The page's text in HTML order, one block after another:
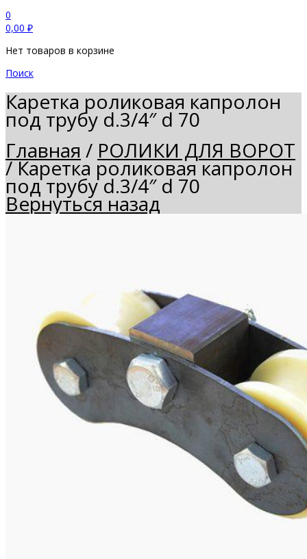
0
0,00 ₽
Нет товаров в корзине
Поиск
Каретка роликовая капролон
под трубу d.3/4″ d 70
Главная / РОЛИКИ ДЛЯ ВОРОТ
/Каретка роликовая капролон
под трубу d.3/4″ d 70
Вернуться назад